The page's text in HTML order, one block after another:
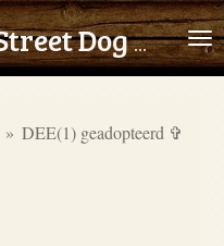
Rudozem Street Dog Rescue
» DEE(1) geadopteerd ✞